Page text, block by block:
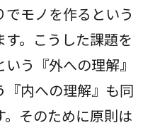
モノを作るという
。こうした課題を
う『外への理解』
内への理解』も同
そのために原則は